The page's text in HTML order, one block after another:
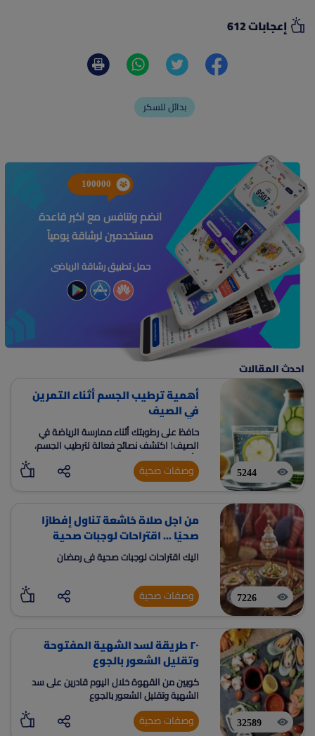
إعجابات 612
بدائل للسكر
100000
انضم وتنافس مع اكبر قاعدة
مستخدمين لرشاقة يومياً
حمل تطبيق رشاقة الرياضى
احدث المقالات
5244
أهمية ترطيب الجسم أثناء التمرين
في الصيف
حافظ على رطوبتك أثناء ممارسة الرياضة في
الصيف! اكتشف نصائح فعالة لترطيب الجسم،
وأفضل الأطعمة والمشروبات، ووصفات
ديتوكس منعشة. تجنب الجفاف وحافظ على
نشاطك مع دليلنا الشامل.
وصفات صحية
7226
من اجل صلاة خاشعة تناول إفطارًا
صحيًا ... اقتراحات لوجبات صحية
اليك اقتراحات لوجبات صحية فى رمضان
وصفات صحية
32589
٢٠ طريقة لسد الشهية المفتوحة
وتقليل الشعور بالجوع
كوبين من القهوة خلال اليوم قادرين على سد
الشهية وتقليل الشعور بالجوع
وصفات صحية